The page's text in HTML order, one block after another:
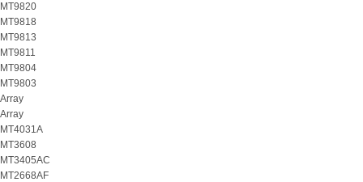
MT9820
MT9818
MT9813
MT9811
MT9804
MT9803
Array
Array
MT4031A
MT3608
MT3405AC
MT2668AF